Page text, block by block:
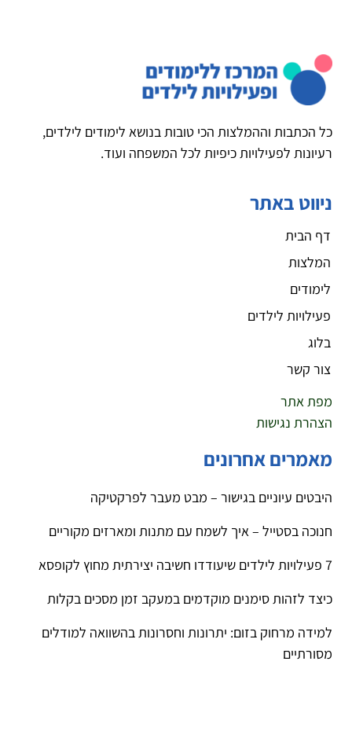
כל הכתבות וההמלצות הכי טובות בנושא לימודים לילדים,
רעיונות לפעילויות כיפיות לכל המשפחה ועוד.
ניווט באתר
דף הבית
המלצות
לימודים
פעילויות לילדים
בלוג
צור קשר
מפת אתר
הצהרת נגישות
מאמרים אחרונים
היבטים עיוניים בגישור – מבט מעבר לפרקטיקה
חנוכה בסטייל – איך לשמח עם מתנות ומארזים מקוריים
7 פעילויות לילדים שיעודדו חשיבה יצירתית מחוץ לקופסא
כיצד לזהות סימנים מוקדמים במעקב זמן מסכים בקלות
למידה מרחוק בזום: יתרונות וחסרונות בהשוואה למודלים
מסורתיים